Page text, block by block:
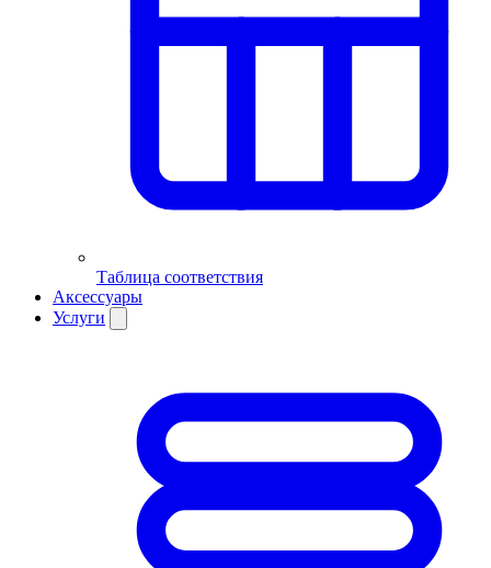
Таблица соответствия
Аксессуары
Услуги